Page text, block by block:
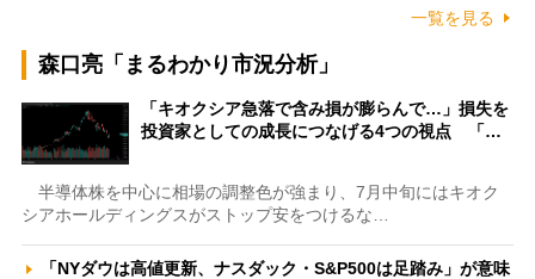
一覧を見る
森口亮「まるわかり市況分析」
「キオクシア急落で含み損が膨らんで…」損失を
投資家としての成長につなげる4つの視点 「…
半導体株を中心に相場の調整色が強まり、7月中旬にはキオク
シアホールディングスがストップ安をつけるな…
「NYダウは高値更新、ナスダック・S&P500は足踏み」が意味